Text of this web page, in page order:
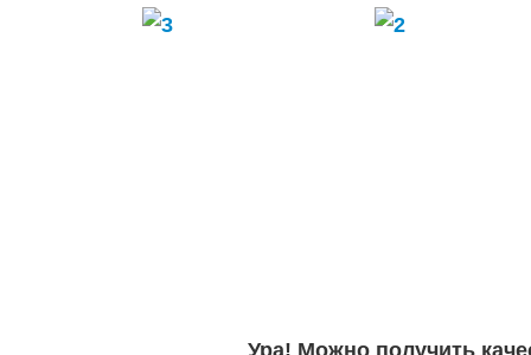
Ура! Можно получить